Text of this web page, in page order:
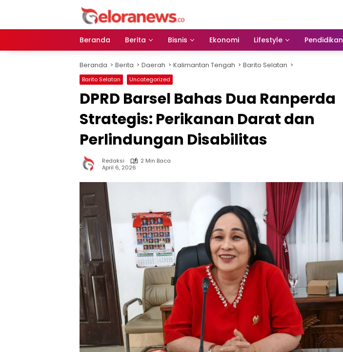
Beranda
Berita Bisnis Ekonomi Lifestyle Pendidikan
Beranda Berita Daerah Kalimantan Tengah Barito Selatan
Barito Selatan Uncategorized
DPRD Barsel Bahas Dua Ranperda
Strategis: Perikanan Darat dan
Perlindungan Disabilitas
Redaksi
2 Min Baca
April 6, 2026